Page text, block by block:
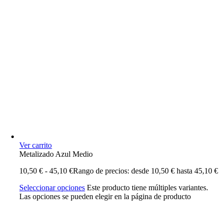
Ver carrito
Metalizado Azul Medio
10,50€ - 45,10€Rango de precios: desde 10,50 € hasta 45,10 €
Seleccionar opciones Este producto tiene múltiples variantes.
Las opciones se pueden elegir en la página de producto